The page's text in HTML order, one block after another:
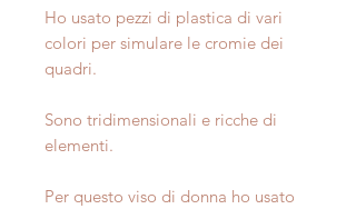
Ho usato pezzi di plastica di vari
colori per simulare le cromie dei
quadri.
Sono tridimensionali e ricche di
elementi.
Per questo viso di donna ho usato